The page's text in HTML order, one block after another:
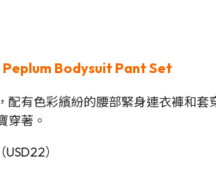
Bodysuit Pant Set
配有色彩繽紛的腰部緊身連衣褲和
穿著。
）